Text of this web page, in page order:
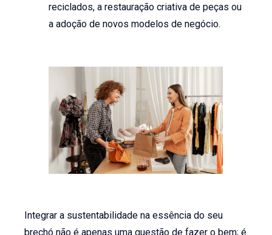
reciclados, a restauração criativa de peças ou
a adoção de novos modelos de negócio.
Integrar a sustentabilidade na essência do seu
brechó não é apenas uma questão de fazer o bem; é